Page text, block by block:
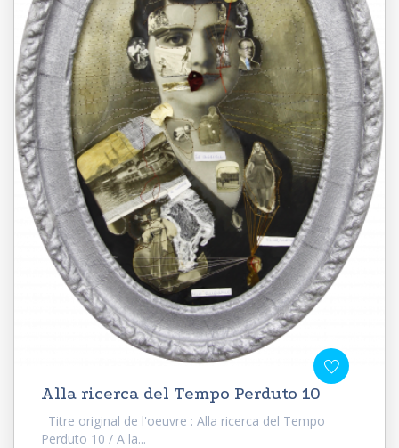
Alla ricerca del Tempo Perduto 10
Titre original de l'oeuvre : Alla ricerca del Tempo
Perduto 10 / A la...